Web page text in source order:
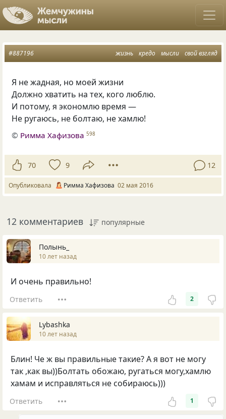
жизнь кредо мысли свой взгляд
#887196
Я не жадная, но моей жизни
Должно хватить на тех, кого люблю.
И потому, я экономлю время —
Не ругаюсь, не болтаю, не хамлю!
© Римма Хафизова 598
70 9 12
Опубликовала Римма Хафизова 02 мая 2016
12 комментариев популярные
Полынь_
10 лет назад
И очень правильно!
Ответить 2
Lybashka
10 лет назад
Блин! Че ж вы правильные такие? А я вот не могу
так ,как вы))Болтать обожаю, ругаться могу,хамлю
хамам и исправляться не собираюсь)))
Ответить 1